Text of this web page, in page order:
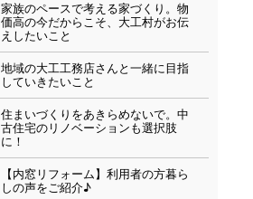
家族のペースで考える家づくり。物
価高の今だからこそ、大工村がお伝
えしたいこと
地域の大工工務店さんと一緒に目指
していきたいこと
住まいづくりをあきらめないで。中
古住宅のリノベーションも選択肢
に！
【内窓リフォーム】利用者の方暮ら
しの声をご紹介♪